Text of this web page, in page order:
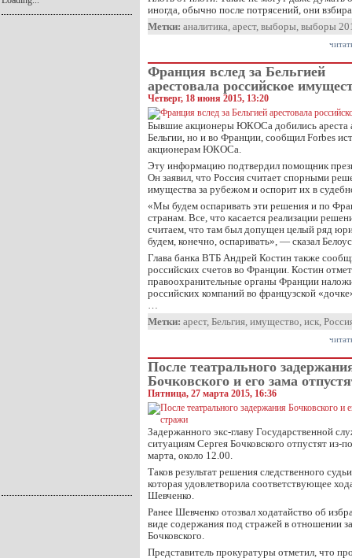
иногда, обычно после потрясений, они
Метки: аналитика, арест, выборы, выборы
Франция вслед за Бельгией
арестовала российское
Четверг, 18 июня 2015, 13:20
Бывшие акционеры ЮКОСа добились ареста
Бельгии, но и во Франции, сообщил Forbes
акционерам ЮКОСа.
Эту информацию подтвердил помощник
Он заявил, что Россия считает спорными
имущества за рубежом и оспорит их в
«Мы будем оспаривать эти решения и по
странам. Все, что касается реализации
считаем, что там был допущен целый ряд
будем, конечно, оспаривать», — сказал
Глава банка ВТБ Андрей Костин также
российских счетов во Франции. Костин
правоохранительные органы Франции
российских компаний во французской
…
Метки: арест, Бельгия, имущество, иск,
После театрального
Бочковского и его зама
Пятница, 27 марта 2015, 16:36
Задержанного экс-главу Государственной
ситуациям Сергея Бочковского отпустят из-
марта, около 12.00.
Таков результат решения следственного
которая удовлетворила соответствующее
Шевченко.
Ранее Шевченко отозвал ходатайство об
виде содержания под стражей в отношении
Бочковского.
Представитель прокуратуры отметил, что